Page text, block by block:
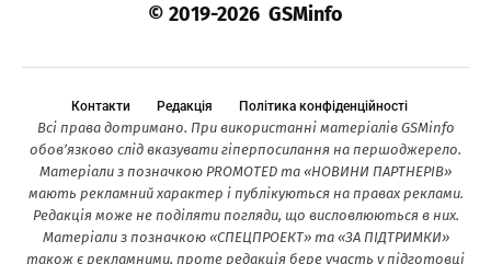
© 2019-2026 GSMinfo
Контакти Редакція Політика конфіденційності
Всі права дотримано. При використанні матеріалів GSMinfo
обов’язково слід вказувати гіперпосилання на першоджерело.
Матеріали з позначкою PROMOTED та «НОВИНИ ПАРТНЕРІВ»
мають рекламний характер і публікуються на правах реклами.
Редакція може не поділяти погляди, що висловлюються в них.
Матеріали з позначкою «СПЕЦПРОЕКТ» та «ЗА ПІДТРИМКИ»
також є рекламними, проте редакція бере участь у підготовці